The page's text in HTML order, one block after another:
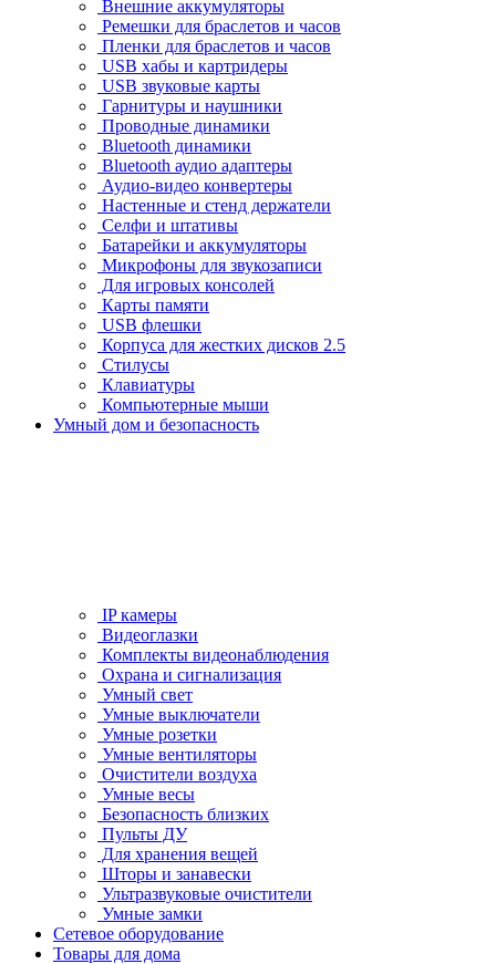
Внешние аккумуляторы
Ремешки для браслетов и часов
Пленки для браслетов и часов
USB хабы и картридеры
USB звуковые карты
Гарнитуры и наушники
Проводные динамики
Bluetooth динамики
Bluetooth аудио адаптеры
Аудио-видео конвертеры
Настенные и стенд держатели
Селфи и штативы
Батарейки и аккумуляторы
Микрофоны для звукозаписи
Для игровых консолей
Карты памяти
USB флешки
Корпуса для жестких дисков 2.5
Стилусы
Клавиатуры
Компьютерные мыши
Умный дом и безопасность
IP камеры
Видеоглазки
Комплекты видеонаблюдения
Охрана и сигнализация
Умный свет
Умные выключатели
Умные розетки
Умные вентиляторы
Очистители воздуха
Умные весы
Безопасность близких
Пульты ДУ
Для хранения вещей
Шторы и занавески
Ультразвуковые очистители
Умные замки
Сетевое оборудование
Товары для дома